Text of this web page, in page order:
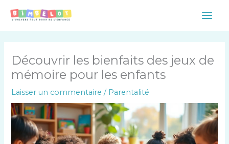
Main
Découvrir les bienfaits des jeux de
mémoire pour les enfants
Laisser un commentaire / Parentalité